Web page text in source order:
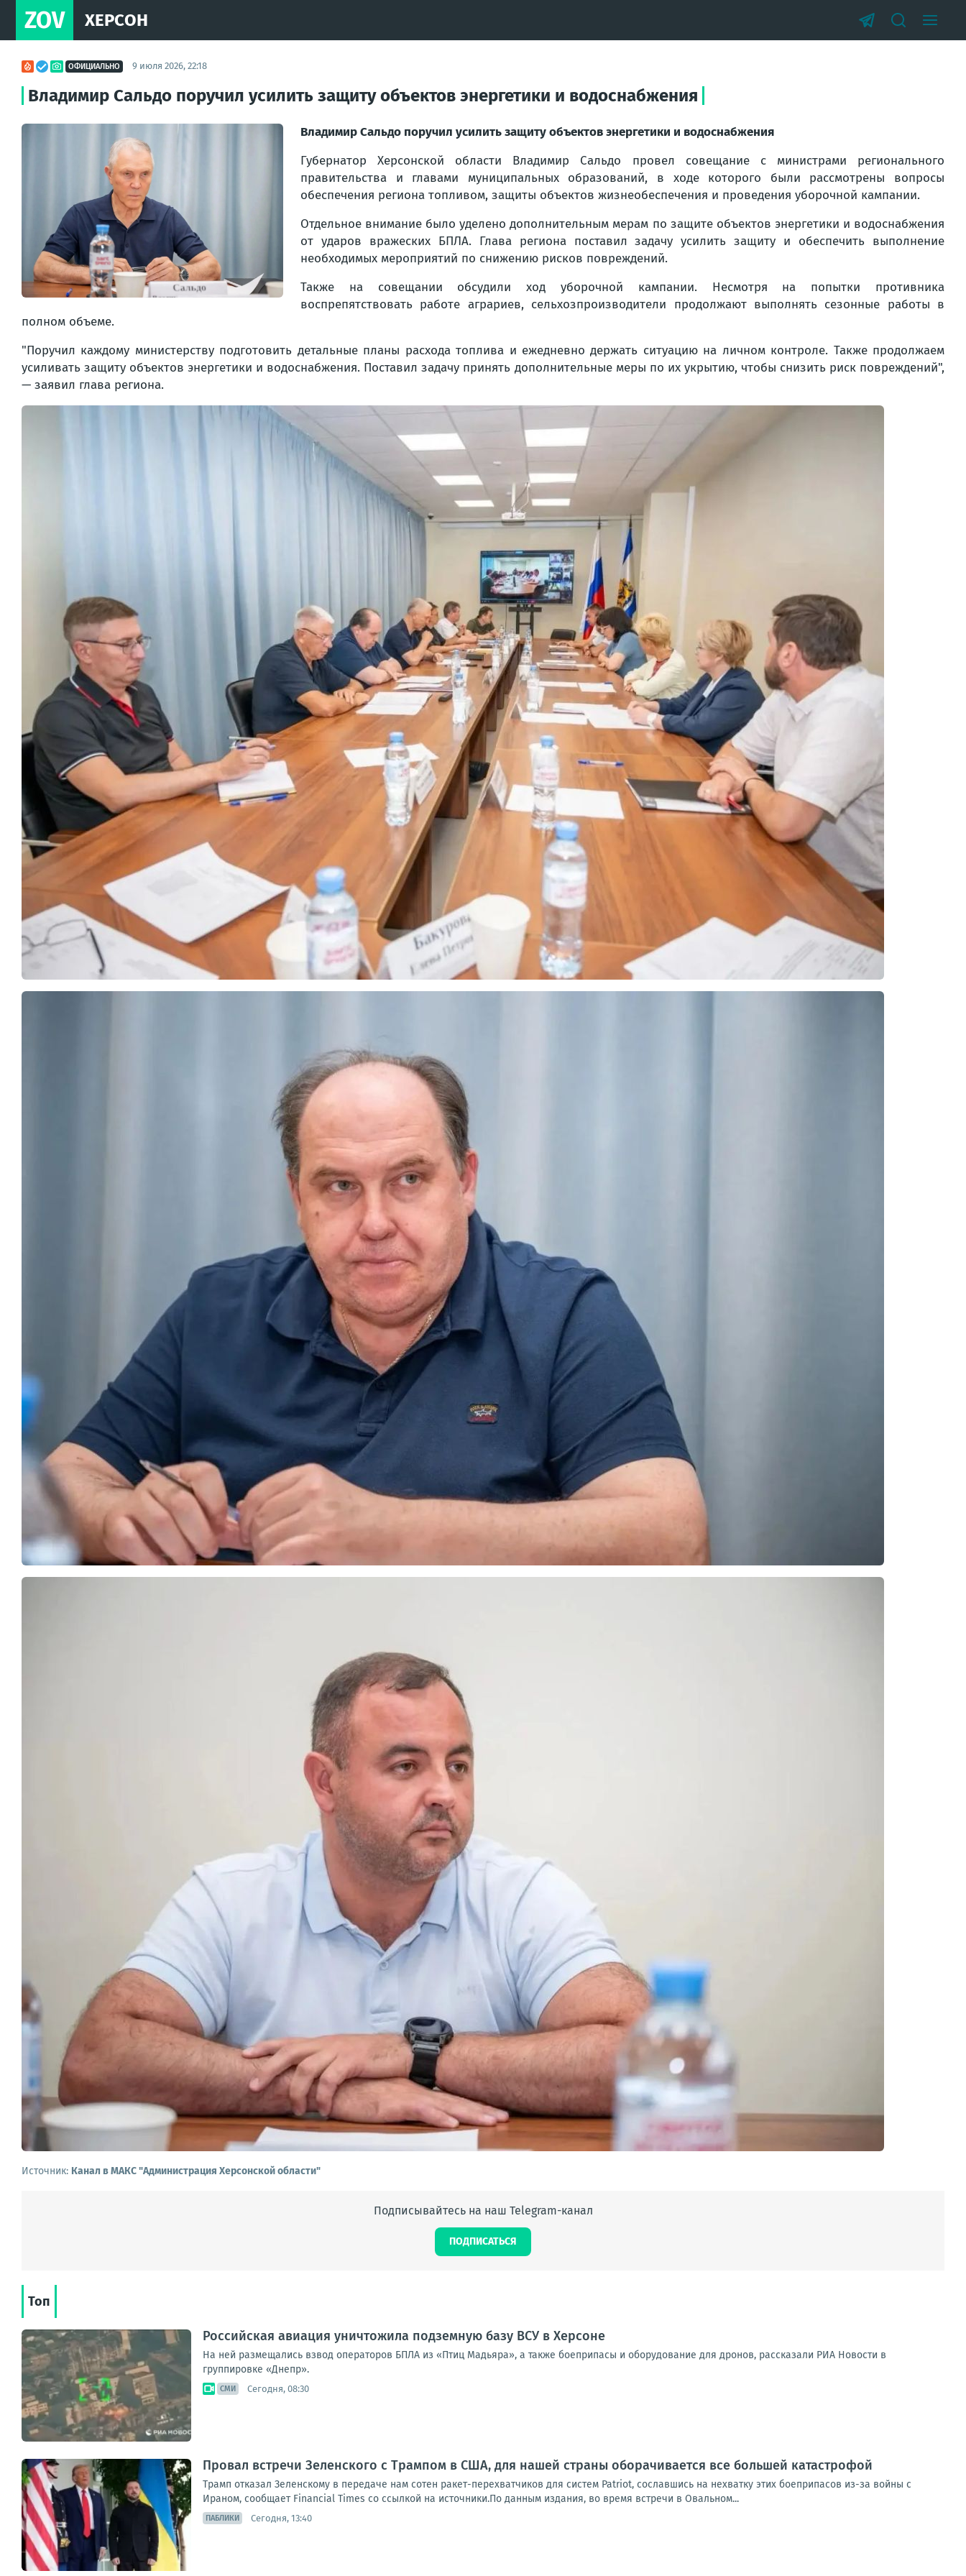
ZOV ХЕРСОН
ОФИЦИАЛЬНО 9 июля 2026, 22:18
Владимир Сальдо поручил усилить защиту объектов энергетики и водоснабжения
Владимир Сальдо поручил усилить защиту объектов энергетики и водоснабжения
Губернатор Херсонской области Владимир Сальдо провел совещание с министрами регионального
правительства и главами муниципальных образований, в ходе которого были рассмотрены вопросы
обеспечения региона топливом, защиты объектов жизнеобеспечения и проведения уборочной кампании.
Отдельное внимание было уделено дополнительным мерам по защите объектов энергетики и водоснабжения
от ударов вражеских БПЛА. Глава региона поставил задачу усилить защиту и обеспечить выполнение
необходимых мероприятий по снижению рисков повреждений.
Также на совещании обсудили ход уборочной кампании. Несмотря на попытки противника
воспрепятствовать работе аграриев, сельхозпроизводители продолжают выполнять сезонные работы в
полном объеме.
"Поручил каждому министерству подготовить детальные планы расхода топлива и ежедневно держать ситуацию на личном контроле. Также продолжаем
усиливать защиту объектов энергетики и водоснабжения. Поставил задачу принять дополнительные меры по их укрытию, чтобы снизить риск повреждений",
— заявил глава региона.
Источник: Канал в МАКС "Администрация Херсонской области"
Подписывайтесь на наш Telegram-канал
ПОДПИСАТЬСЯ
Топ
Российская авиация уничтожила подземную базу ВСУ в Херсоне
На ней размещались взвод операторов БПЛА из «Птиц Мадьяра», а также боеприпасы и оборудование для дронов, рассказали РИА Новости в
группировке «Днепр».
СМИ Сегодня, 08:30
Провал встречи Зеленского с Трампом в США, для нашей страны оборачивается все большей катастрофой
Трамп отказал Зеленскому в передаче нам сотен ракет-перехватчиков для систем Patriot, сославшись на нехватку этих боеприпасов из-за войны с
Ираном, сообщает Financial Times со ссылкой на источники.По данным издания, во время встречи в Овальном...
ПАБЛИКИ Сегодня, 13:40